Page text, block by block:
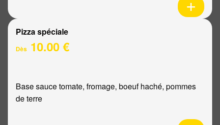
Pizza spéciale
Dès 10.00 €
Base sauce tomate, fromage, boeuf haché, pommes
de terre